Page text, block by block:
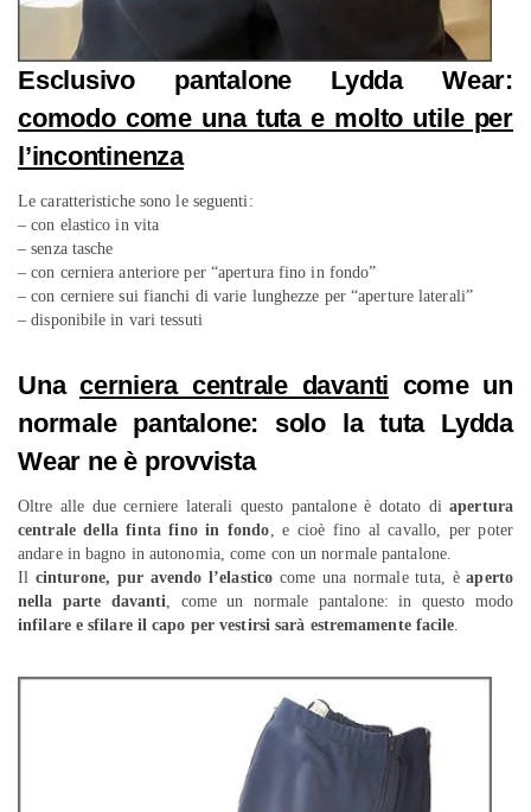
Esclusivo pantalone Lydda Wear:
comodo come una tuta e molto utile per
l’incontinenza
Le caratteristiche sono le seguenti:
– con elastico in vita
– senza tasche
– con cerniera anteriore per “apertura fino in fondo”
– con cerniere sui fianchi di varie lunghezze per “aperture laterali”
– disponibile in vari tessuti
Una cerniera centrale davanti come un
normale pantalone: solo la tuta Lydda
Wear ne è provvista
Oltre alle due cerniere laterali questo pantalone è dotato diapertura
centrale della finta fino in fondo , e cioè fino al cavallo, per poter
andare in bagno in autonomia, come con un normale pantalone.
Il cinturone, pur avendo l’elastico come una normale tuta, èaperto
nella parte davanti , come un normale pantalone: in questo modo
infilare e sfilare il capo per vestirsi sarà estremamente facile